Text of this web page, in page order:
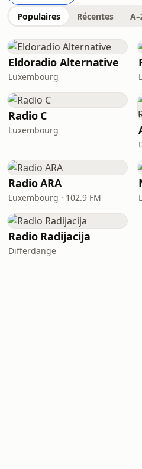
Populaires Récentes
Eldoradio Alternative
Luxembourg
Radio C
Luxembourg
Radio ARA
Luxembourg · 102.9 FM
Radio Radijacija
Differdange